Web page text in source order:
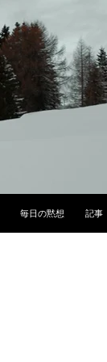
毎日の黙想 記事